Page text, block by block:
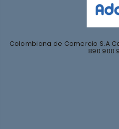
Colombiana de Comercio S.A